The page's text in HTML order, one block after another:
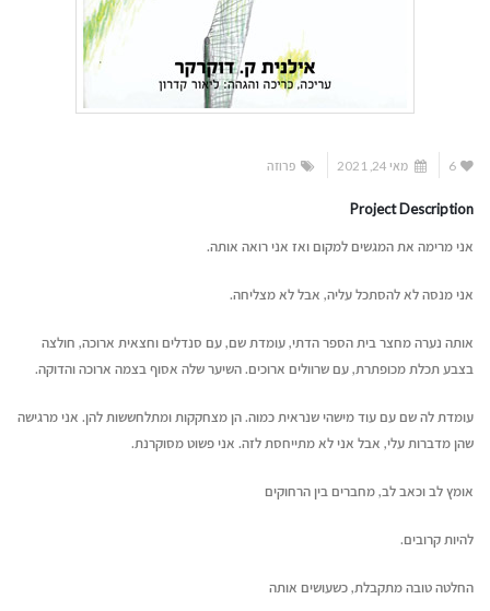
6 מאי 24, 2021 פרוזה
Project Description
אני מרימה את המגשים למקום ואז אני רואה אותה.
אני מנסה לא להסתכל עליה, אבל לא מצליחה.
אותה נערה מחצר בית הספר הדתי, עומדת שם, עם סנדלים וחצאית ארוכה, חולצה
בצבע תכלת מכופתרת, עם שרוולים ארוכים. השיער שלה אסוף בצמה ארוכה והדוקה.
עומדת לה שם עם עוד מישהי שנראית כמוה. הן מצחקקות ומתלחששות להן. אני מרגישה
שהן מדברות עלי, אבל אני לא מתייחסת לזה. אני פשוט מסוקרנת.
אומץ לב וכאב לב, מחברים בין הרחוקים
להיות קרובים.
החלטה טובה מתקבלת, כשעושים אותה